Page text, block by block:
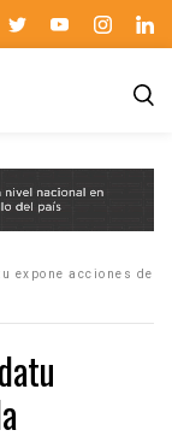
expone acciones de